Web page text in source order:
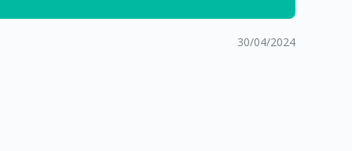
30/04/2024